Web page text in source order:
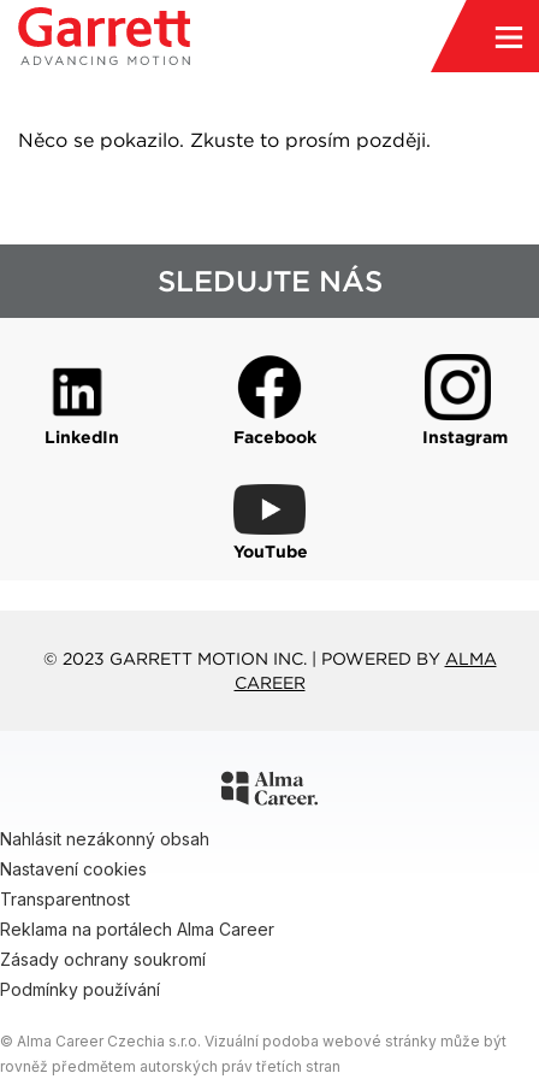
Něco se pokazilo. Zkuste to prosím později.
SLEDUJTE NÁS
LinkedIn Facebook Instagram
YouTube
© 2023 GARRETT MOTION INC. | POWERED BY ALMA
CAREER
Nahlásit nezákonný obsah
Nastavení cookies
Transparentnost
Reklama na portálech Alma Career
Zásady ochrany soukromí
Podmínky používání
© Alma Career Czechia s.r.o. Vizuální podoba webové stránky může být
rovněž předmětem autorských práv třetích stran